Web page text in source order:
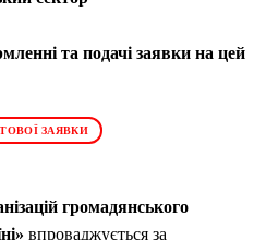
та подачі заявки на цей
ЗАЯВКИ
громадянського
впроваджується за